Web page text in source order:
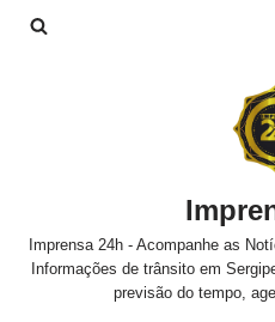
Imprensa 24h - Acompanhe as
Informações de trânsito em
previsão do tempo,